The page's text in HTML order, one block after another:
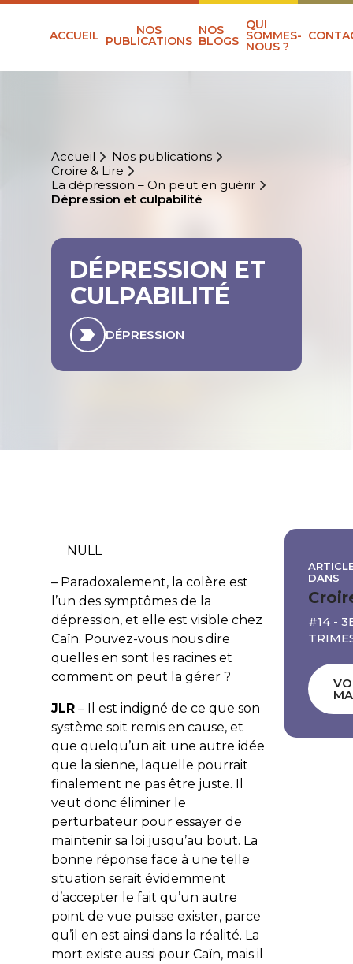
ACCUEIL NOS
PUBLICATIONS
NOS
BLOGS
QUI
SOMMES-
NOUS ?
Accueil
Nos publications
Croire & Lire
La dépression – On peut en guérir
Dépression et culpabilité
DÉPRESSION ET
CULPABILITÉ
DÉPRESSION
NULL
– Paradoxalement, la colère est
l’un des symptômes de la
dépression, et elle est visible chez
Caïn. Pouvez-vous nous dire
quelles en sont les racines et
comment on peut la gérer ?
JLR– Il est indigné de ce que son
système soit remis en cause, et
que quelqu’un ait une autre idée
que la sienne, laquelle pourrait
finalement ne pas être juste. Il
veut donc éliminer le
perturbateur pour essayer de
maintenir sa loi jusqu’au bout. La
bonne réponse face à une telle
situation serait évidemment
d’accepter le fait qu’un autre
point de vue puisse exister, parce
qu’il en est ainsi dans la réalité. La
mort existe aussi pour Caïn, mais il
DANS
#14 -